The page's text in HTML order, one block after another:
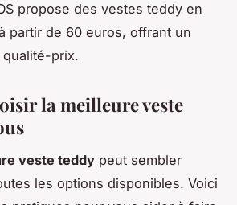
propose des vestes teddy en
partir de 60 euros, offrant un
prix.
la meilleure veste
veste teddy peut sembler
les options disponibles. Voici